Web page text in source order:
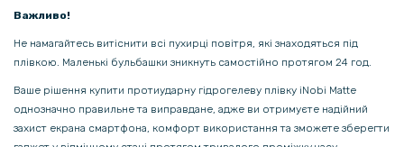
Важливо!
Не намагайтесь витіснити всі пухирці повітря, які знаходяться під
плівкою. Маленькі бульбашки зникнуть самостійно протягом 24 год.
Ваше рішення купити протиударну гідрогелеву плівку iNobi Matte
однозначно правильне та виправдане, адже ви отримуєте надійний
захист екрана смартфона, комфорт використання та зможете зберегти